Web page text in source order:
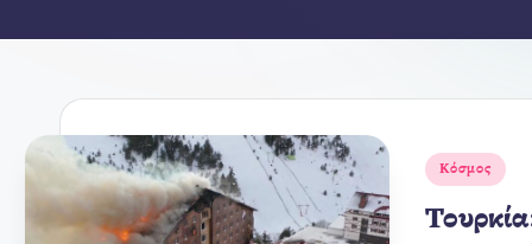
Αναρτήθηκε
Κόσμος